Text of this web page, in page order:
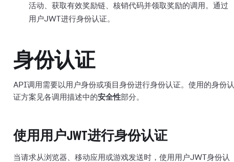
活动、获取有效奖励链、核销代码并领取奖励的调用。通过
用户JWT进行身份认证。
身份认证
API调用需要以用户身份或项目身份进行身份认证。使用的身份认
证方案见各调用描述中的安全性部分。
使用用户JWT进行身份认证
当请求从浏览器、移动应用或游戏发送时，使用用户JWT身份认